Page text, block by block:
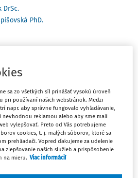
DrSc.
PhD.
2021 k sťažnosti č. 45487/17 pre
súdneho rozhodnutia o
lodiarskej spoločnosti
v odboroch
zväz zamestnancov dopravy (NTF)
odborových zväzov (LO). Ide o
sa zo všetkých síl prinášať vysokú úroveň
pri používaní našich webstránok. Medzi
napr. aby správne fungovalo vyhľadávanie,
nevhodnou reklamou alebo aby sme mali
vylepšovať. Preto od Vás potrebujeme
cookies, t. j. malých súborov, ktoré sa
prehliadači. Vopred ďakujeme za udelenie
zlepšovanie našich služieb a prispôsobenie
na mieru. Viac informácií